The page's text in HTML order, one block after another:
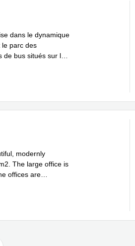
dans le dynamique
le parc des
bus situés sur la
modernly
The large office is
offices are